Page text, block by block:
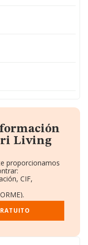
Living
proporcionamos
CIF,